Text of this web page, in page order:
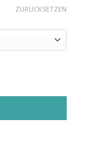
ZURÜCKSETZEN